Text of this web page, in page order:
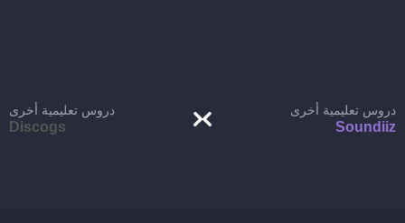
دروس تعليمية أخرى
Soundiiz
دروس تعليمية أخرى
Discogs